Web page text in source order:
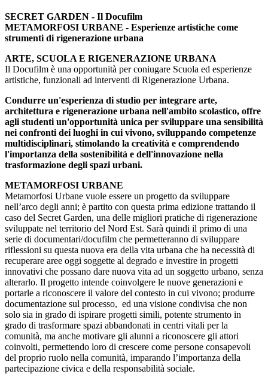
SECRET GARDEN - Il Docufilm
METAMORFOSI URBANE - Esperienze artistiche come
strumenti di rigenerazione urbana
ARTE, SCUOLA E RIGENERAZIONE URBANA
Il Docufilm è una opportunità per coniugare Scuola ed esperienze
artistiche, funzionali ad interventi di Rigenerazione Urbana.
Condurre un'esperienza di studio per integrare arte,
architettura e rigenerazione urbana nell'ambito scolastico, offre
agli studenti un'opportunità unica per sviluppare una sensibilità
nei confronti dei luoghi in cui vivono, sviluppando competenze
multidisciplinari, stimolando la creatività e comprendendo
l'importanza della sostenibilità e dell'innovazione nella
trasformazione degli spazi urbani.
METAMORFOSI URBANE
Metamorfosi Urbane vuole essere un progetto da sviluppare
nell’arco degli anni; è partito con questa prima edizione trattando il
caso del Secret Garden, una delle migliori pratiche di rigenerazione
sviluppate nel territorio del Nord Est. Sarà quindi il primo di una
serie di documentari/docufilm che permetteranno di sviluppare
riflessioni su questa nuova era della vita urbana che ha necessità di
recuperare aree oggi soggette al degrado e investire in progetti
innovativi che possano dare nuova vita ad un soggetto urbano, senza
alterarlo. Il progetto intende coinvolgere le nuove generazioni e
portarle a riconoscere il valore del contesto in cui vivono; produrre
documentazione sul processo, ed una visione condivisa che non
solo sia in grado di ispirare progetti simili, potente strumento in
grado di trasformare spazi abbandonati in centri vitali per la
comunità, ma anche motivare gli alunni a riconoscere gli attori
coinvolti, permettendo loro di crescere come persone consapevoli
del proprio ruolo nella comunità, imparando l’importanza della
partecipazione civica e della responsabilità sociale.